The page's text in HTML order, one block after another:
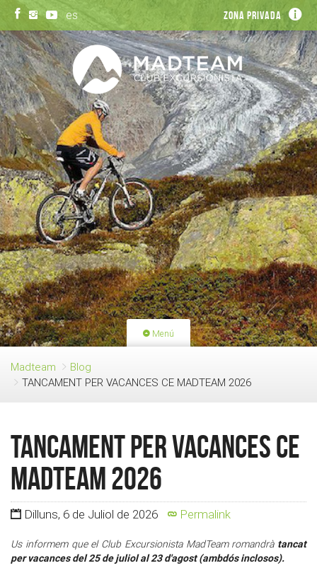
es Zona privada
Menú
PORTADA
LLICÈNCIES RENOVACIÓ QUOTA
FES-TE SOCI
Madteam
Blog
TANCAMENT PER VACANCES CE MADTEAM 2026
TANCAMENT PER VACANCES CE
MADTEAM 2026
Dilluns, 6 de Juliol de 2026 Permalink
Us informem que el Club Excursionista MadTeam romandrà tancat
per vacances del 25 de juliol al 23 d'agost (ambdós inclosos).